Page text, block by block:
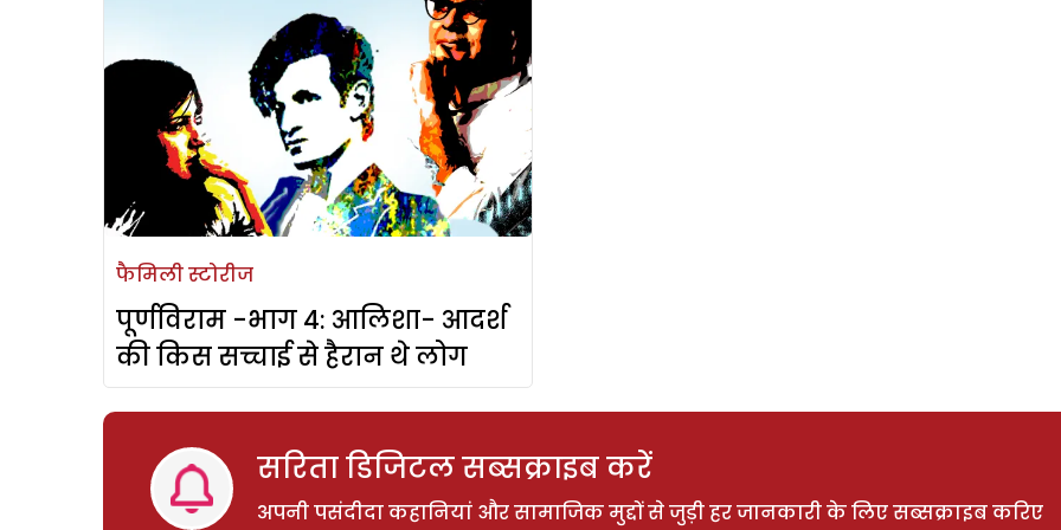
फैमिली स्टोरीज
पूर्णविराम -भाग 4: आलिशा- आदर्श
की किस सच्चाई से हैरान थे लोग
सरिता डिजिटल सब्सक्राइब करें
अपनी पसंदीदा कहानियां और सामाजिक मुद्दों से जुड़ी हर जानकारी के लिए सब्सक्राइब करिए